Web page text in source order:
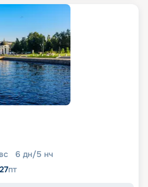
вс 6 дн/5 нч
пт